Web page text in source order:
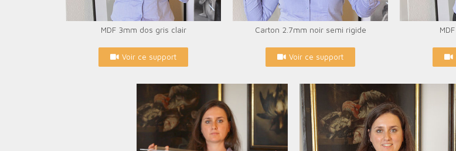
MDF 3mm dos gris clair
Voir ce support
Carton 2.7mm noir semi rigide
Voir ce support